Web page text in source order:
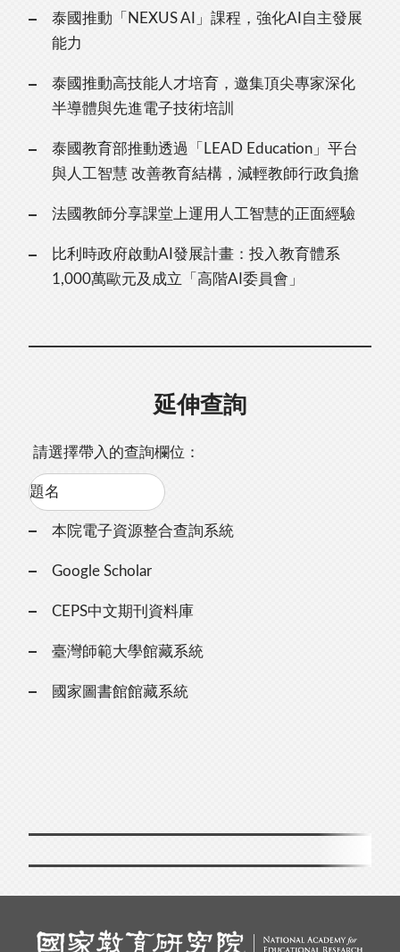
泰國推動「NEXUS AI」課程，強化AI自主發展
能力
泰國推動高技能人才培育，邀集頂尖專家深化
半導體與先進電子技術培訓
泰國教育部推動透過「LEAD Education」平台
與人工智慧 改善教育結構，減輕教師行政負擔
法國教師分享課堂上運用人工智慧的正面經驗
比利時政府啟動AI發展計畫：投入教育體系
1,000萬歐元及成立「高階AI委員會」
延伸查詢
請選擇帶入的查詢欄位：
本院電子資源整合查詢系統
Google Scholar
CEPS中文期刊資料庫
臺灣師範大學館藏系統
國家圖書館館藏系統